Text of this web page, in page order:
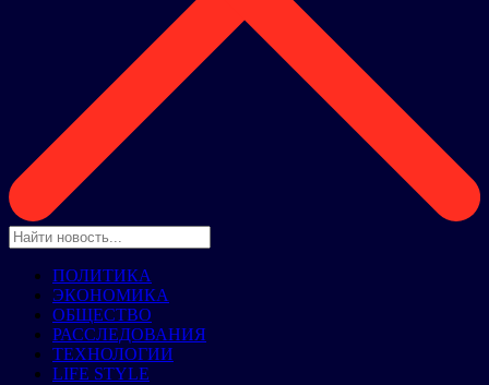
ПОЛИТИКА
ЭКОНОМИКА
ОБЩЕСТВО
РАССЛЕДОВАНИЯ
ТЕХНОЛОГИИ
LIFE STYLE